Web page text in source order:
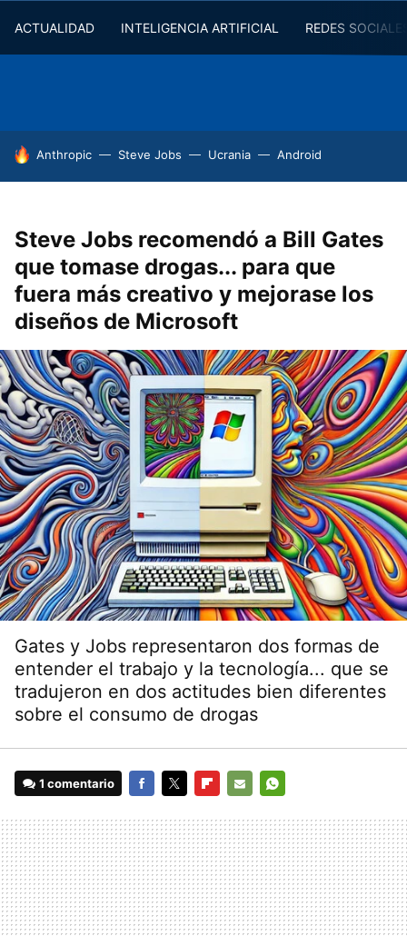
ACTUALIDAD INTELIGENCIA ARTIFICIAL REDES
HOY SE HABLA DE
Anthropic Steve Jobs Ucrania Android
Steve Jobs recomendó a Bill Gates
que tomase drogas... para que
fuera más creativo y mejorase los
diseños de Microsoft
Gates y Jobs representaron dos formas de
entender el trabajo y la tecnología... que se
tradujeron en dos actitudes bien diferentes
sobre el consumo de drogas
1 comentario
MAIL